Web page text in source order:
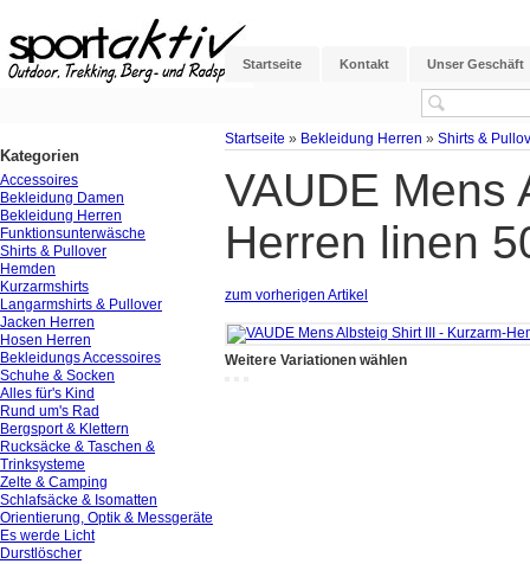
Startseite Kontakt Unser Geschäft
Startseite » Bekleidung Herren » Shirts &
VAUDE Mens
Herren linen
zum vorherigen Artikel
Weitere Variationen wählen
Kategorien
Accessoires
Bekleidung Damen
Bekleidung Herren
Funktionsunterwäsche
Shirts & Pullover
Hemden
Kurzarmshirts
Langarmshirts & Pullover
Jacken Herren
Hosen Herren
Bekleidungs Accessoires
Schuhe & Socken
Alles für's Kind
Rund um's Rad
Bergsport & Klettern
Rucksäcke & Taschen &
Trinksysteme
Zelte & Camping
Schlafsäcke & Isomatten
Orientierung, Optik & Messgeräte
Es werde Licht
Durstlöscher